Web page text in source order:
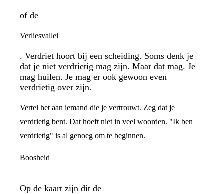
of de
Verliesvallei
. Verdriet hoort bij een scheiding. Soms denk je
dat je niet verdrietig mag zijn. Maar dat mag. Je
mag huilen. Je mag er ook gewoon even
verdrietig over zijn.
Vertel het aan iemand die je vertrouwt. Zeg dat je
verdrietig bent. Dat hoeft niet in veel woorden. "Ik ben
verdrietig" is al genoeg om te beginnen.
Boosheid
Op de kaart zijn dit de